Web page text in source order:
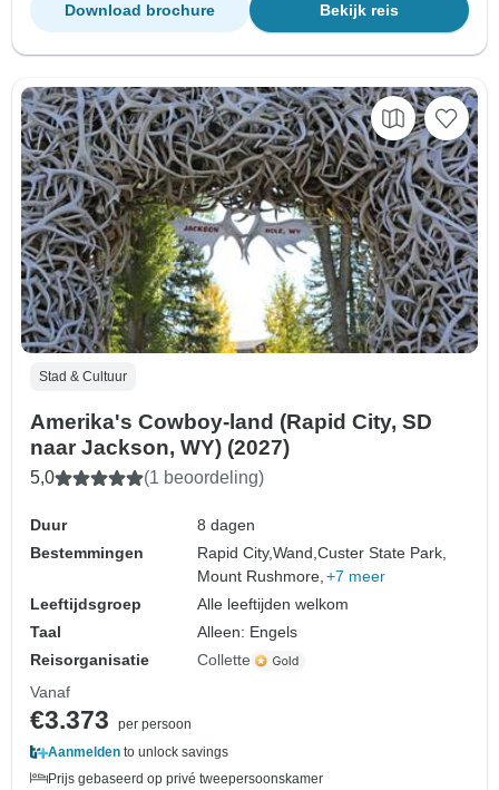
Bekijk reis
Download brochure
Stad & Cultuur
Amerika's Cowboy-land (Rapid City, SD
naar Jackson, WY) (2027)
5,0 (1 beoordeling)
Duur
8 dagen
Bestemmingen
Rapid City,Wand,Custer State Park,
Mount Rushmore, +7 meer
Leeftijdsgroep
Alle leeftijden welkom
Taal
Alleen: Engels
Reisorganisatie
Collette
Vanaf
€3.373
per persoon
Aanmelden to unlock savings
Prijs gebaseerd op privé tweepersoonskamer